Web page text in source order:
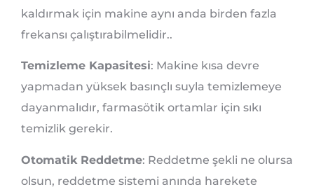
kaldırmak için makine aynı anda birden fazla
frekansı çalıştırabilmelidir..
Temizleme Kapasitesi: Makine kısa devre
yapmadan yüksek basınçlı suyla temizlemeye
dayanmalıdır, farmasötik ortamlar için sıkı
temizlik gerekir.
Otomatik Reddetme: Reddetme şekli ne olursa
olsun, reddetme sistemi anında harekete